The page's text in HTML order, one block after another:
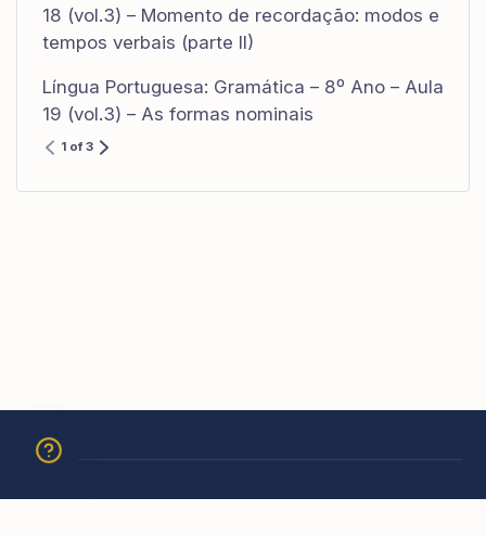
18 (vol.3) – Momento de recordação: modos e
tempos verbais (parte II)
Língua Portuguesa: Gramática – 8º Ano – Aula
19 (vol.3) – As formas nominais
1 of 3
© 2026 Academia São Carlos Borromeu. Todos os direitos